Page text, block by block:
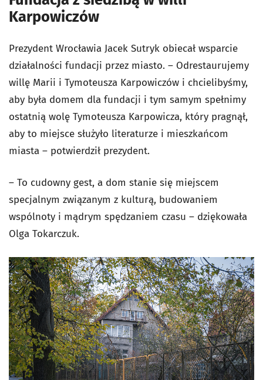
Karpowiczów
Prezydent Wrocławia Jacek Sutryk obiecał wsparcie
działalności fundacji przez miasto. – Odrestaurujemy
willę Marii i Tymoteusza Karpowiczów i chcielibyśmy,
aby była domem dla fundacji i tym samym spełnimy
ostatnią wolę Tymoteusza Karpowicza, który pragnął,
aby to miejsce służyło literaturze i mieszkańcom
miasta – potwierdził prezydent.
– To cudowny gest, a dom stanie się miejscem
specjalnym związanym z kulturą, budowaniem
wspólnoty i mądrym spędzaniem czasu – dziękowała
Olga Tokarczuk.